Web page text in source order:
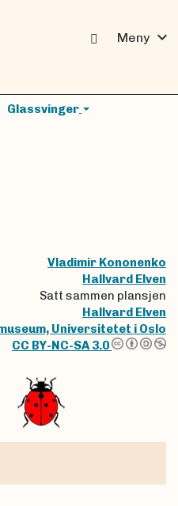
Meny expand_more
Glassvinger
Vladimir Kononenko
Hallvard Elven
Satt sammen plansjen
Hallvard Elven
Universitetet i Oslo
CC BY-NC-SA 3.0